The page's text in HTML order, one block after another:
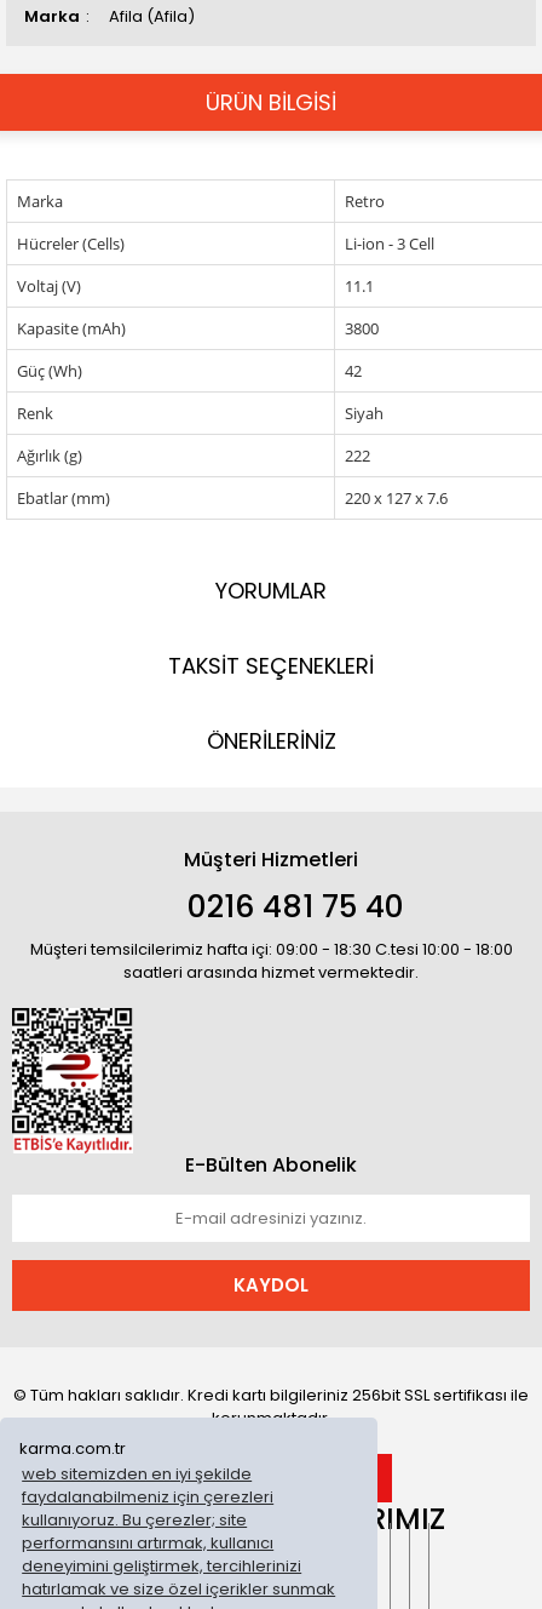
karma.com.tr
web sitemizden en iyi şekilde
faydalanabilmeniz için çerezleri
kullanıyoruz. Bu çerezler; site
performansını artırmak, kullanıcı
deneyimini geliştirmek, tercihlerinizi
hatırlamak ve size özel içerikler sunmak
Marka Afila (Afila)
ÜRÜN BİLGİSİ
Marka
Retro
Hücreler (Cells)
Li-ion - 3 Cell
Voltaj (V)
11.1
Kapasite (mAh)
3800
Güç (Wh)
42
Renk
Siyah
Ağırlık (g)
222
Ebatlar (mm)
220 x 127 x 7.6
YORUMLAR
TAKSİT SEÇENEKLERİ
ÖNERİLERİNİZ
Müşteri Hizmetleri
0216 481 75 40
Müşteri temsilcilerimiz hafta içi: 09:00 - 18:30 C.tesi 10:00 - 18:00
saatleri arasında hizmet vermektedir.
E-Bülten Abonelik
KAYDOL
© Tüm hakları saklıdır. Kredi kartı bilgileriniz 256bit SSL sertifikası ile
korunmaktadır.
ONLİNE MAĞAZALARIMIZ